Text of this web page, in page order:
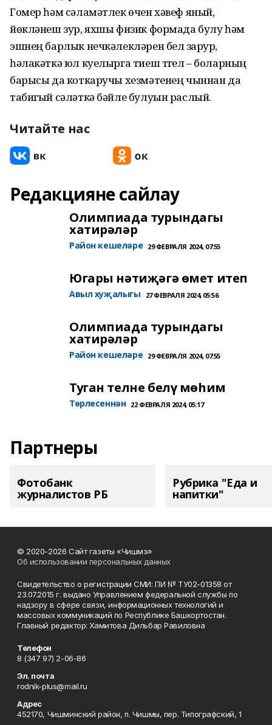
Гомер һәм сәламәтлек өчен хәвеф яный,
йөкләнеш зур, яхшы физик формада булу һәм
эшнең барлык нечкәлекләрен белү зарур,
һәлакәткә юл куелырга тиеш түгел – боларның
барысы да коткаручы хезмәтенең чыннан да
табигый сәләткә бәйле булуын раслый.
Читайте нас
Редакцияне сайлау
Олимпиада турындагы
хатирәләр
Район кешеләре 29 ФЕВРАЛЯ 2024, 07:55
Югары нәтиҗәгә өмет итеп
Авыл хуҗалыгы 27 ФЕВРАЛЯ 2024, 05:56
Олимпиада турындагы
хатирәләр
Район кешеләре 29 ФЕВРАЛЯ 2024, 07:55
Туган телне белү мөһим
Төрлесеннән 22 ФЕВРАЛЯ 2024, 05:17
Партнеры
Фотобанк
журналистов РБ
Рубрика "Еда и
напитки"
© 2020-2026 Сайт газеты «Чишмэ»
Об использовании персональных данных
Свидетельство о регистрации СМИ: ПИ № ТУ02-01358 от
23.07.2015 г. выдано Управлением федеральной службы по
надзору в сфере связи, информационных технологий и
массовых коммуникаций по Республике Башкортостан.
Главный редактор: Хамитова Дильбар Равиловна
Телефон
8 (347 97) 2-06-86
Эл. почта
rodnik-plus@mail.ru
Адрес
452170, Чишминский район, п. Чишмы, пер. Типографский, 1